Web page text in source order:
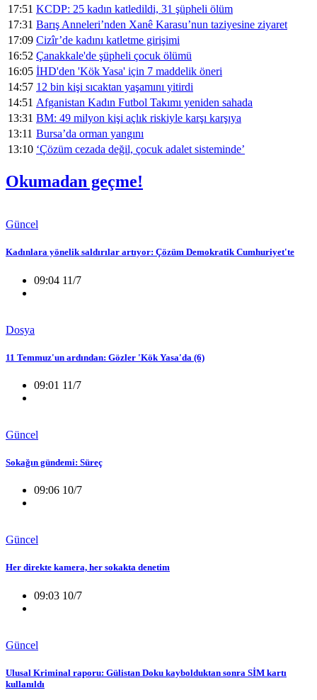
17:51 KCDP: 25 kadın katledildi, 31 şüpheli ölüm
17:31 Barış Anneleri’nden Xanê Karasu’nun taziyesine ziyaret
17:09 Cizîr’de kadını katletme girişimi
16:52 Çanakkale'de şüpheli çocuk ölümü
16:05 İHD'den 'Kök Yasa' için 7 maddelik öneri
14:57 12 bin kişi sıcaktan yaşamını yitirdi
14:51 Afganistan Kadın Futbol Takımı yeniden sahada
13:31 BM: 49 milyon kişi açlık riskiyle karşı karşıya
13:11 Bursa’da orman yangını
13:10 ‘Çözüm cezada değil, çocuk adalet sisteminde’
Okumadan geçme!
Güncel
Kadınlara yönelik saldırılar artıyor: Çözüm Demokratik Cumhuriyet'te
09:04 11/7
Dosya
11 Temmuz'un ardından: Gözler 'Kök Yasa'da (6)
09:01 11/7
Güncel
Sokağın gündemi: Süreç
09:06 10/7
Güncel
Her direkte kamera, her sokakta denetim
09:03 10/7
Güncel
Ulusal Kriminal raporu: Gülistan Doku kaybolduktan sonra SİM kartı
kullanıldı